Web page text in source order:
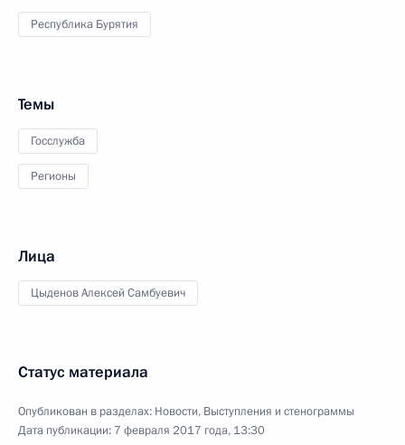
Республика Бурятия
Темы
Госслужба
Регионы
Лица
Цыденов Алексей Самбуевич
Статус материала
Опубликован в разделах: Новости, Выступления и стенограммы
Дата публикации: 7 февраля 2017 года, 13:30